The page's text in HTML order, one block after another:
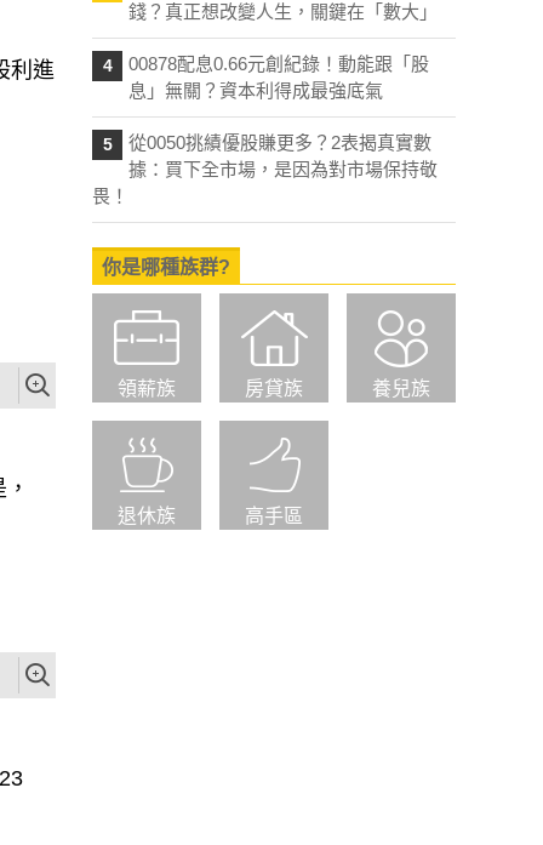
利進
錢？真正想改變人生，關鍵在「數大」
4
00878配息0.66元創紀錄！動能跟「股
息」無關？資本利得成最強底氣
5
從0050挑績優股賺更多？2表揭真實數
據：買下全市場，是因為對市場保持敬
畏！
你是哪種族群?
領薪族 房貸族 養兒族
退休族 高手區